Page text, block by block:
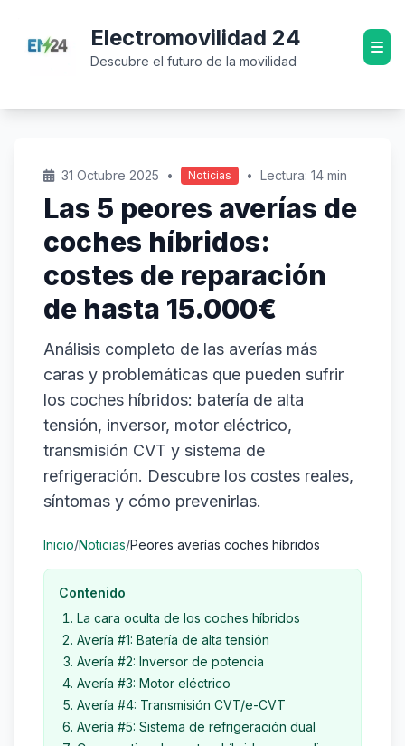
Electromovilidad 24
Descubre el futuro de la movilidad
31 Octubre 2025 • Noticias • Lectura: 14 min
Las 5 peores averías de
coches híbridos:
costes de reparación
de hasta 15.000€
Análisis completo de las averías más
caras y problemáticas que pueden sufrir
los coches híbridos: batería de alta
tensión, inversor, motor eléctrico,
transmisión CVT y sistema de
refrigeración. Descubre los costes reales,
síntomas y cómo prevenirlas.
Inicio/Noticias/Peores averías coches híbridos
Contenido
La cara oculta de los coches híbridos
Avería #1: Batería de alta tensión
Avería #2: Inversor de potencia
Avería #3: Motor eléctrico
Avería #4: Transmisión CVT/e-CVT
Avería #5: Sistema de refrigeración dual